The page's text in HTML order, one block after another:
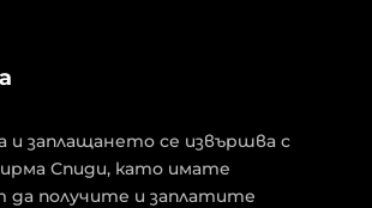
и заплащането се извършва с
Спиди, като имате
да получите и заплатите